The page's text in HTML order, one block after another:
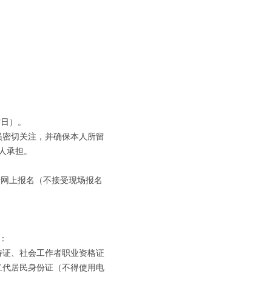
）。
切关注，并确保本人所留
承担。
上报名（不接受现场报名
、社会工作者职业资格证
居民身份证（不得使用电